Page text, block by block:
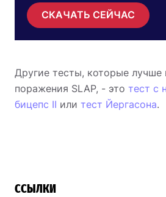
СКАЧАТЬ СЕЙЧАС
Другие тесты, которые лучше
поражения SLAP, - это тест с
бицепс II или тест Йергасона.
ССЫЛКИ